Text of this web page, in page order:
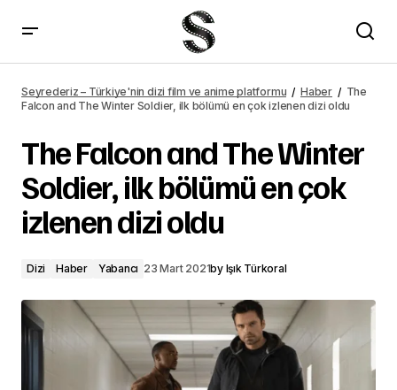
Seyrederiz – Türkiye'nin dizi film ve anime platformu Haber
The
Falcon and The Winter Soldier, ilk bölümü en çok izlenen dizi oldu
The Falcon and The Winter
Soldier, ilk bölümü en çok
izlenen dizi oldu
Dizi Haber Yabancı 23 Mart 2021by Işık Türkoral